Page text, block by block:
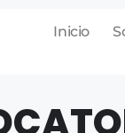
Inicio